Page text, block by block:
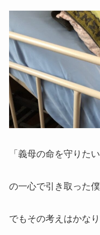
「義母の命を守りたい
の一心で引き取った僕
でもその考えはかな